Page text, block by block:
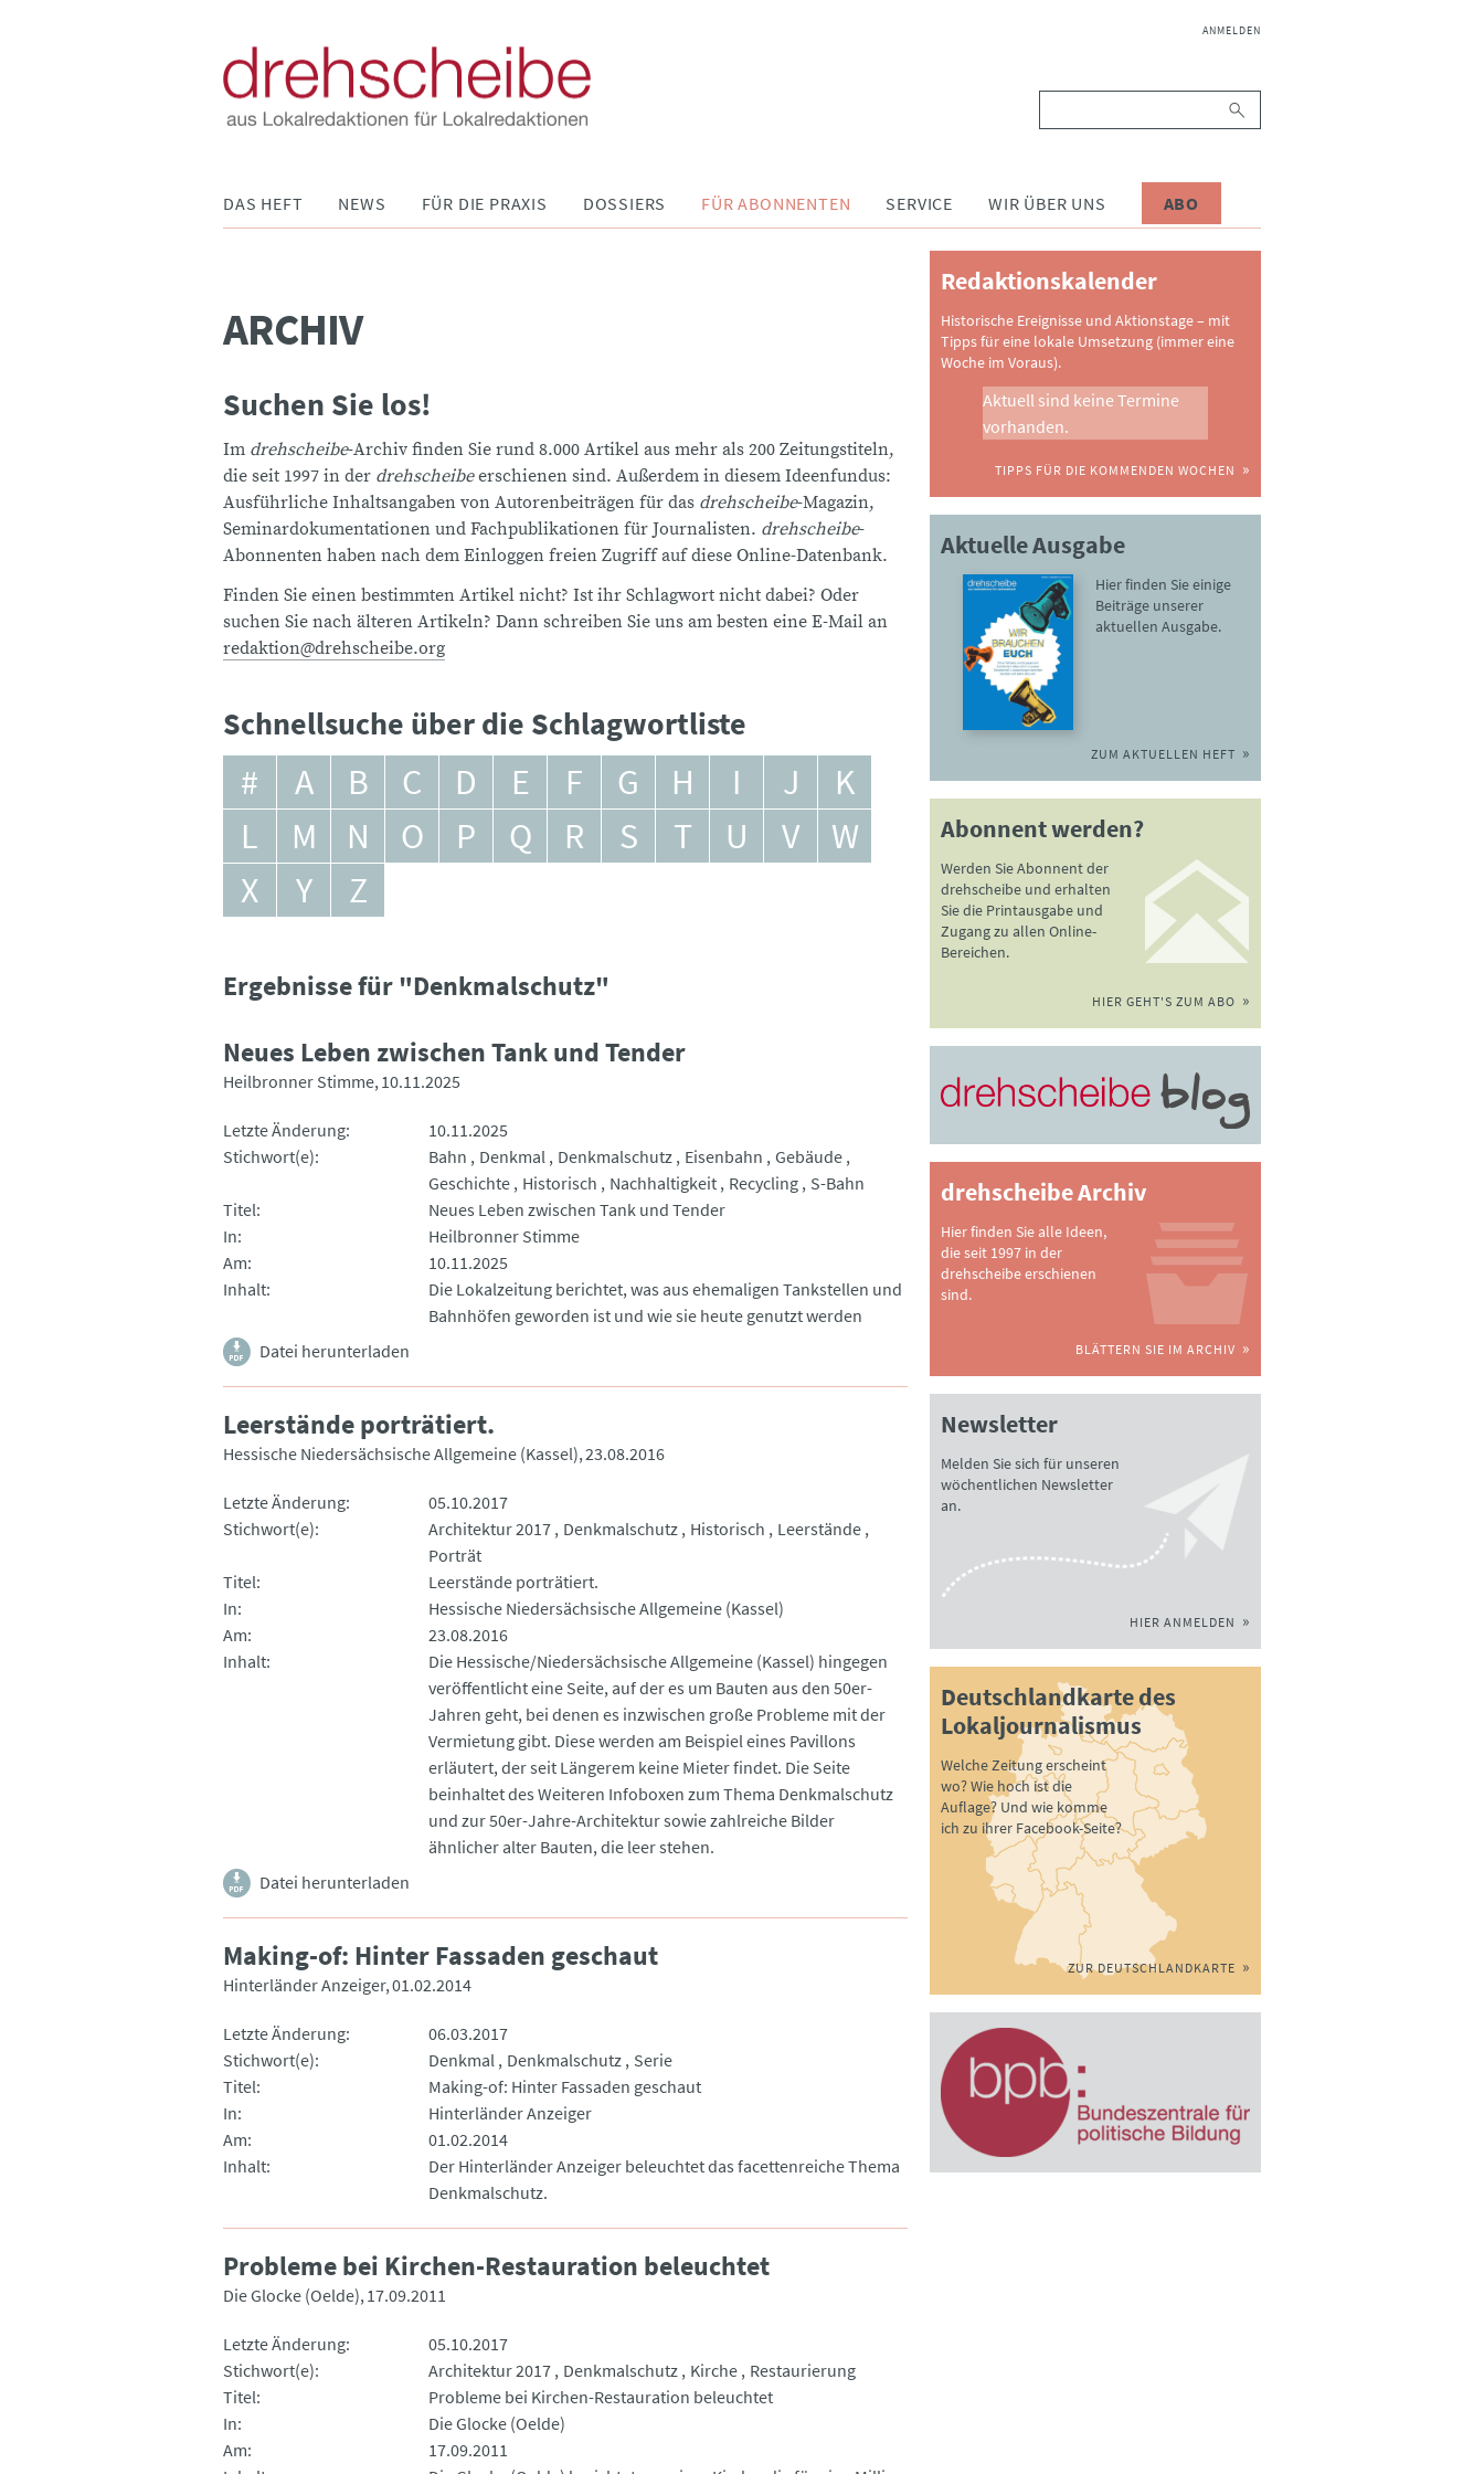
NAVIGATION
ANMELDEN
DAS HEFT NEWS FÜR DIE PRAXIS DOSSIERS FÜR ABONNENTEN SERVICE WIR ÜBER UNS ABO
ARCHIV
Suchen Sie los!
Im drehscheibe-Archiv finden Sie rund 8.000 Artikel aus mehr als 200 Zeitungstiteln,
die seit 1997 in der drehscheibeerschienen sind. Außerdem in diesem Ideenfundus:
Ausführliche Inhaltsangaben von Autorenbeiträgen für das drehscheibe-Magazin,
Seminardokumentationen und Fachpublikationen für Journalisten. drehscheibe-
Abonnenten haben nach dem Einloggen freien Zugriff auf diese Online-Datenbank.
Finden Sie einen bestimmten Artikel nicht? Ist ihr Schlagwort nicht dabei? Oder
suchen Sie nach älteren Artikeln? Dann schreiben Sie uns am besten eine E-Mail an
redaktion@drehscheibe.org
Schnellsuche über die Schlagwortliste
# A B C D E F G H I J
K
L
M N O P Q R S T U V
W
X
Y Z
Ergebnisse für "Denkmalschutz"
Neues Leben zwischen Tank und Tender
Heilbronner Stimme 10.11.2025
Letzte Änderung
10.11.2025
Stichwort(e)
Bahn Denkmal Denkmalschutz Eisenbahn Gebäude
Geschichte
Historisch Nachhaltigkeit Recycling
S-Bahn
Titel
Neues Leben zwischen Tank und Tender
In
Heilbronner Stimme
Am
10.11.2025
Inhalt
Die Lokalzeitung berichtet, was aus ehemaligen Tankstellen und
Bahnhöfen geworden ist und wie sie heute genutzt werden
Datei herunterladen
Leerstände porträtiert.
Hessische Niedersächsische Allgemeine (Kassel) 23.08.2016
Letzte Änderung
05.10.2017
Stichwort(e)
Architektur 2017 Denkmalschutz Historisch
Leerstände
Porträt
Titel
Leerstände porträtiert.
In
Hessische Niedersächsische Allgemeine (Kassel)
Am
23.08.2016
Inhalt
Die Hessische/Niedersächsische Allgemeine (Kassel) hingegen
veröffentlicht eine Seite, auf der es um Bauten aus den 50er-
Jahren geht, bei denen es inzwischen große Probleme mit der
Vermietung gibt. Diese werden am Beispiel eines Pavillons
erläutert, der seit Längerem keine Mieter findet. Die Seite
beinhaltet des Weiteren Infoboxen zum Thema Denkmalschutz
und zur 50er-Jahre-Architektur sowie zahlreiche Bilder
ähnlicher alter Bauten, die leer stehen.
Datei herunterladen
Making-of: Hinter Fassaden geschaut
Hinterländer Anzeiger 01.02.2014
Letzte Änderung
06.03.2017
Stichwort(e)
Denkmal Denkmalschutz
Serie
Titel
Making-of: Hinter Fassaden geschaut
In
Hinterländer Anzeiger
Am
01.02.2014
Inhalt
Der Hinterländer Anzeiger beleuchtet das facettenreiche Thema
Denkmalschutz.
Probleme bei Kirchen-Restauration beleuchtet
Die Glocke (Oelde) 17.09.2011
Letzte Änderung
05.10.2017
Stichwort(e)
Architektur 2017 Denkmalschutz Kirche
Restaurierung
Titel
Probleme bei Kirchen-Restauration beleuchtet
In
Die Glocke (Oelde)
Am
17.09.2011
Redaktionskalender
Historische Ereignisse und Aktionstage – mit
Tipps für eine lokale Umsetzung (immer eine
Woche im Voraus).
Aktuell sind keine Termine
vorhanden.
TIPPS FÜR DIE KOMMENDEN WOCHEN
Aktuelle Ausgabe
Hier finden Sie einige
Beiträge unserer
aktuellen Ausgabe.
ZUM AKTUELLEN HEFT
Abonnent werden?
Werden Sie Abonnent der
drehscheibe und erhalten
Sie die Printausgabe und
Zugang zu allen Online-
Bereichen.
HIER GEHT'S ZUM ABO
drehscheibe Archiv
Hier finden Sie alle Ideen,
die seit 1997 in der
drehscheibe erschienen
sind.
BLÄTTERN SIE IM ARCHIV
Newsletter
Melden Sie sich für unseren
wöchentlichen Newsletter
an.
HIER ANMELDEN
Deutschlandkarte des
Lokaljournalismus
Welche Zeitung erscheint
wo? Wie hoch ist die
Auflage? Und wie komme
ich zu ihrer Facebook-Seite?
ZUR DEUTSCHLANDKARTE